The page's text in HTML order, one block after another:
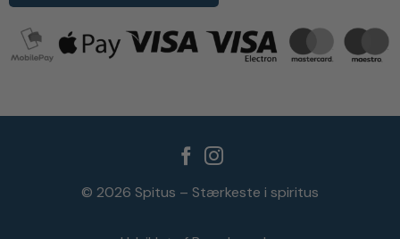
© 2026 Spitus – Stærkeste i spiritus